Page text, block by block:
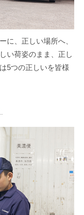
に、正しい場所へ、
い荷姿のまま、正し
5つの正しいを皆様